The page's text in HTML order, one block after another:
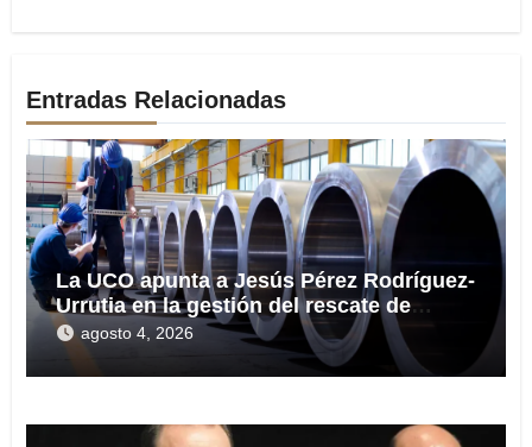
Entradas Relacionadas
La UCO apunta a Jesús Pérez Rodríguez-
Urrutia en la gestión del rescate de
Tubos Reunidos
agosto 4, 2026